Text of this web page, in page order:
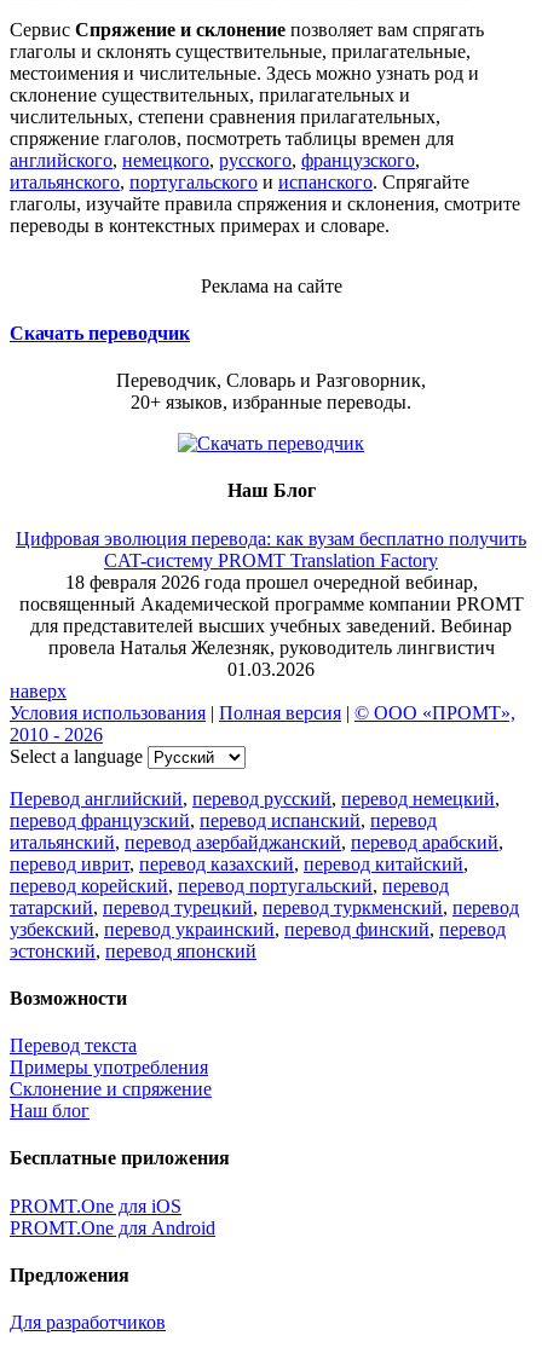
Сервис Спряжение и склонение позволяет вам спрягать
глаголы и склонять существительные, прилагательные,
местоимения и числительные. Здесь можно узнать род и
склонение существительных, прилагательных и
числительных, степени сравнения прилагательных,
спряжение глаголов, посмотреть таблицы времен для
английского, немецкого, русского, французского,
итальянского, португальского и испанского. Спрягайте
глаголы, изучайте правила спряжения и склонения, смотрите
переводы в контекстных примерах и словаре.
Реклама на сайте
Скачать переводчик
Переводчик, Словарь и Разговорник,
20+ языков, избранные переводы.
Наш Блог
Цифровая эволюция перевода: как вузам бесплатно получить
CAT-систему PROMT Translation Factory
18 февраля 2026 года прошел очередной вебинар,
посвященный Академической программе компании PROMT
для представителей высших учебных заведений. Вебинар
провела Наталья Железняк, руководитель лингвистич
01.03.2026
наверх
Условия использования | Полная версия | © ООО «ПРОМТ»,
2010 - 2026
Select a language
Перевод английский, перевод русский, перевод немецкий,
перевод французский, перевод испанский, перевод
итальянский, перевод азербайджанский, перевод арабский,
перевод иврит, перевод казахский, перевод китайский,
перевод корейский, перевод португальский, перевод
татарский, перевод турецкий, перевод туркменский, перевод
узбекский, перевод украинский, перевод финский, перевод
эстонский, перевод японский
Возможности
Перевод текста
Примеры употребления
Склонение и спряжение
Наш блог
Бесплатные приложения
PROMT.One для iOS
PROMT.One для Android
Предложения
Для разработчиков